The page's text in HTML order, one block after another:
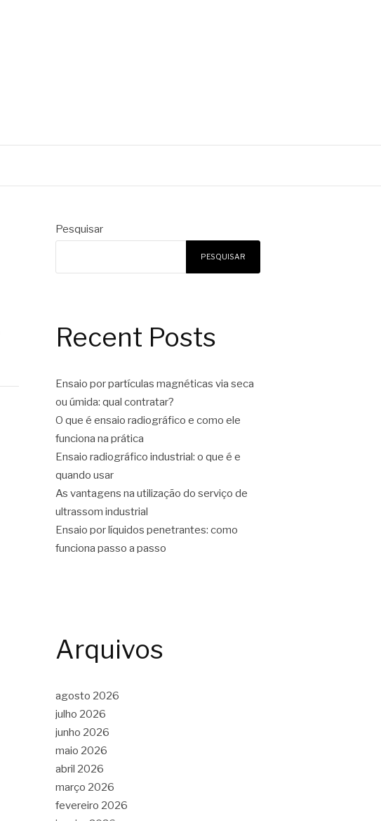
Pesquisar
PESQUISAR
Recent Posts
Ensaio por partículas magnéticas via seca
ou úmida: qual contratar?
O que é ensaio radiográfico e como ele
funciona na prática
Ensaio radiográfico industrial: o que é e
quando usar
As vantagens na utilização do serviço de
ultrassom industrial
Ensaio por líquidos penetrantes: como
funciona passo a passo
Arquivos
agosto 2026
julho 2026
junho 2026
maio 2026
abril 2026
março 2026
fevereiro 2026